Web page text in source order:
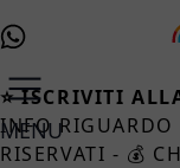
MENU
⭐ ISCRIVITI
INFO RIGUARDO
RISERVATI - 💰